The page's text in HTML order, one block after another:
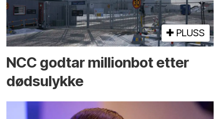
PLUSS
NCC godtar millionbot etter
dødsulykke